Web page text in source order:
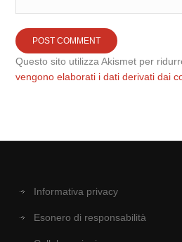
Questo sito utilizza Akismet per
vengono elaborati i dati derivati dai
Informativa privacy
Esonero di responsabilità